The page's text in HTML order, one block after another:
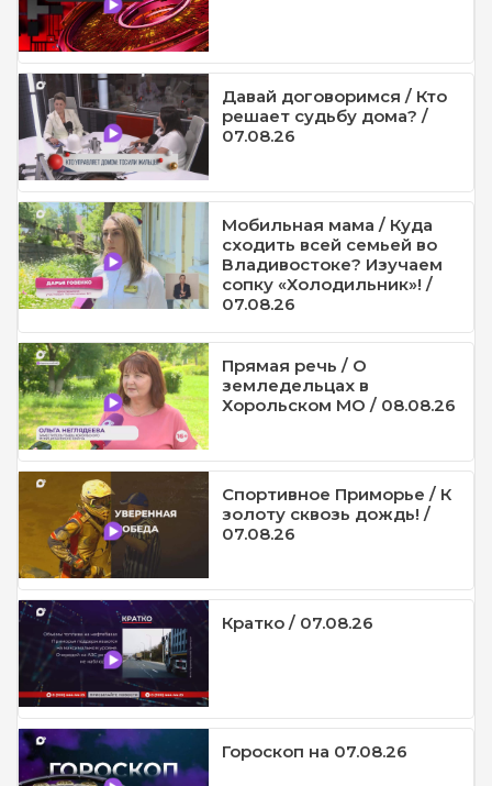
Давай договоримся / Кто
решает судьбу дома? /
07.08.26
Мобильная мама / Куда
сходить всей семьей во
Владивостоке? Изучаем
сопку «Холодильник»! /
07.08.26
Прямая речь / О
земледельцах в
Хорольском МО / 08.08.26
Спортивное Приморье / К
золоту сквозь дождь! /
07.08.26
Кратко / 07.08.26
Гороскоп на 07.08.26